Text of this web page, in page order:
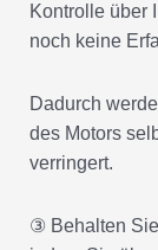
noch keine
des Motors
verringert.
indem Sie